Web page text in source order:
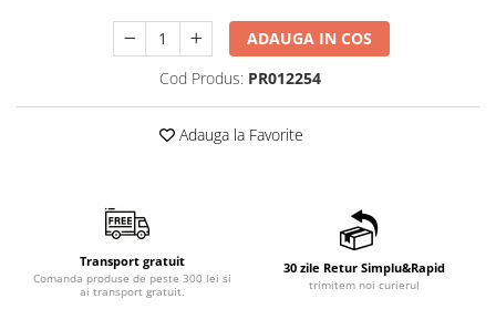
ADAUGA IN COS
Cod Produs: PR012254
Adauga la Favorite
Transport gratuit
Comanda produse de peste 300 lei si
ai transport gratuit.
30 zile Retur Simplu&Rapid
trimitem noi curierul